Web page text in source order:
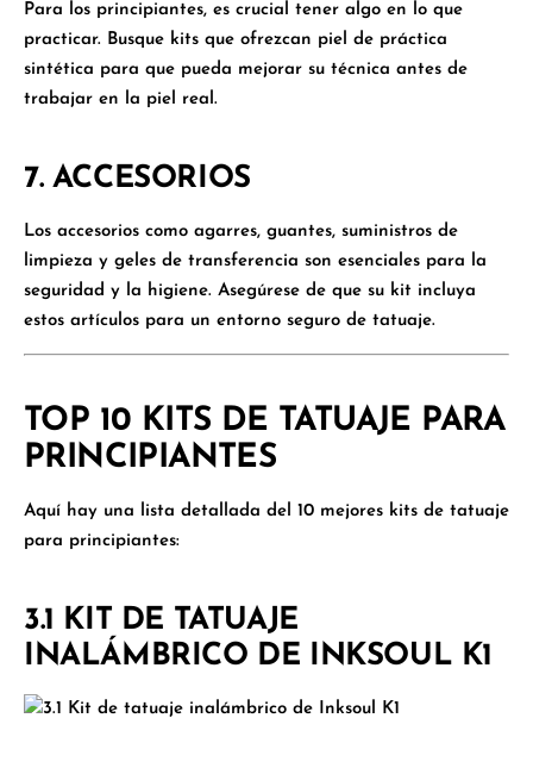
Para los principiantes, es crucial tener algo en lo que
practicar. Busque kits que ofrezcan piel de práctica
sintética para que pueda mejorar su técnica antes de
trabajar en la piel real.
7. ACCESORIOS
Los accesorios como agarres, guantes, suministros de
limpieza y geles de transferencia son esenciales para la
seguridad y la higiene. Asegúrese de que su kit incluya
estos artículos para un entorno seguro de tatuaje.
TOP 10 KITS DE TATUAJE PARA
PRINCIPIANTES
Aquí hay una lista detallada del 10 mejores kits de tatuaje
para principiantes:
3.1 KIT DE TATUAJE
INALÁMBRICO DE INKSOUL K1